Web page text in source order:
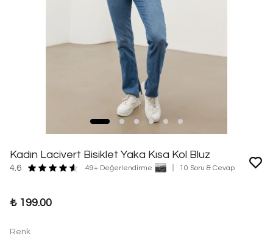
Kadın Lacivert Bisiklet Yaka Kısa Kol Bluz
4.6 49+ Değerlendirme 10 Soru & Cevap
₺ 199.00
Renk